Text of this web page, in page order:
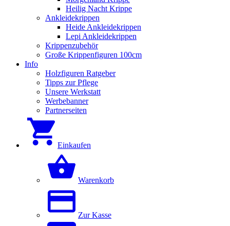
Heilig Nacht Krippe
Ankleidekrippen
Heide Ankleidekrippen
Lepi Ankleidekrippen
Krippenzubehör
Große Krippenfiguren 100cm
Info
Holzfiguren Ratgeber
Tipps zur Pflege
Unsere Werkstatt
Werbebanner
Partnerseiten
Einkaufen
Warenkorb
Zur Kasse